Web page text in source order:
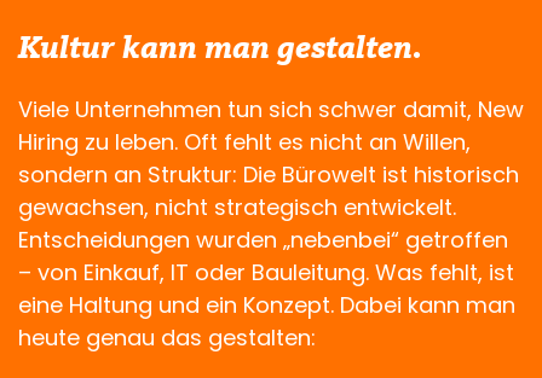
Kultur kann man gestalten.
Viele Unternehmen tun sich schwer damit, New
Hiring zu leben. Oft fehlt es nicht an Willen,
sondern an Struktur: Die Bürowelt ist historisch
gewachsen, nicht strategisch entwickelt.
Entscheidungen wurden „nebenbei“ getroffen
– von Einkauf, IT oder Bauleitung. Was fehlt, ist
eine Haltung und ein Konzept. Dabei kann man
heute genau das gestalten: